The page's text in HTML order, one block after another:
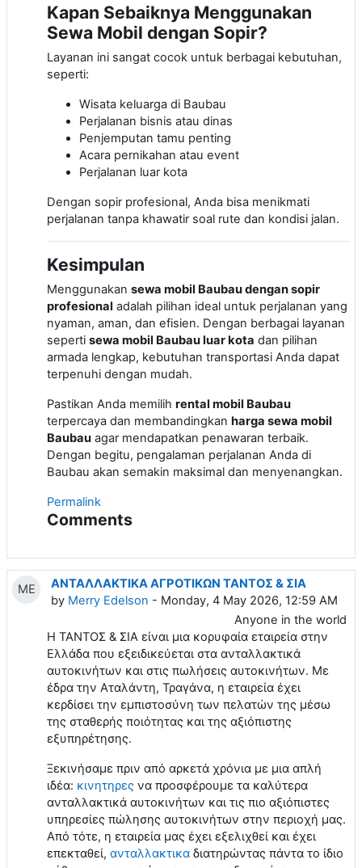
Kapan Sebaiknya Menggunakan
Sewa Mobil dengan Sopir?
Layanan ini sangat cocok untuk berbagai kebutuhan,
seperti:
Wisata keluarga di Baubau
Perjalanan bisnis atau dinas
Penjemputan tamu penting
Acara pernikahan atau event
Perjalanan luar kota
Dengan sopir profesional, Anda bisa menikmati
perjalanan tanpa khawatir soal rute dan kondisi jalan.
Kesimpulan
Menggunakan sewa mobil Baubau dengan sopir
profesional adalah pilihan ideal untuk perjalanan yang
nyaman, aman, dan efisien. Dengan berbagai layanan
seperti sewa mobil Baubau luar kota dan pilihan
armada lengkap, kebutuhan transportasi Anda dapat
terpenuhi dengan mudah.
Pastikan Anda memilih rental mobil Baubau
terpercaya dan membandingkan harga sewa mobil
Baubau agar mendapatkan penawaran terbaik.
Dengan begitu, pengalaman perjalanan Anda di
Baubau akan semakin maksimal dan menyenangkan.
Permalink
Comments
ME
ΑΝΤΑΛΛΑΚΤΙΚΑ ΑΓΡΟΤΙΚΩΝ ΤΑΝΤΟΣ & ΣΙΑ
by Merry Edelson - Monday, 4 May 2026, 12:59 AM
Anyone in the world
Η ΤΑΝΤΟΣ & ΣΙΑ είναι μια κορυφαία εταιρεία στην
Ελλάδα που εξειδικεύεται στα ανταλλακτικά
αυτοκινήτων και στις πωλήσεις αυτοκινήτων. Με
έδρα την Αταλάντη, Τραγάνα, η εταιρεία έχει
κερδίσει την εμπιστοσύνη των πελατών της μέσω
της σταθερής ποιότητας και της αξιόπιστης
εξυπηρέτησης.
Ξεκινήσαμε πριν από αρκετά χρόνια με μια απλή
ιδέα: κινητηρες να προσφέρουμε τα καλύτερα
ανταλλακτικά αυτοκινήτων και τις πιο αξιόπιστες
υπηρεσίες πώλησης αυτοκινήτων στην περιοχή μας.
Από τότε, η εταιρεία μας έχει εξελιχθεί και έχει
επεκταθεί, ανταλλακτικα διατηρώντας πάντα το ίδιο